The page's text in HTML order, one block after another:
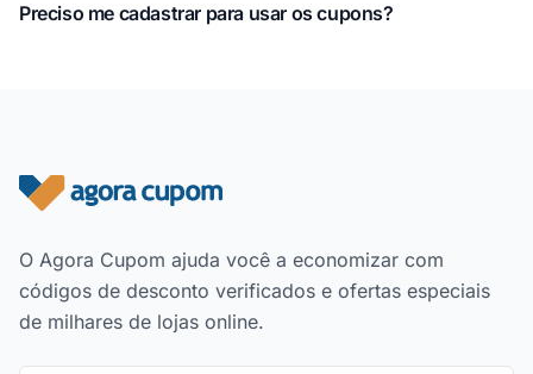
Preciso me cadastrar para usar os cupons?
Rodapé do site
O Agora Cupom ajuda você a economizar com
códigos de desconto verificados e ofertas especiais
de milhares de lojas online.